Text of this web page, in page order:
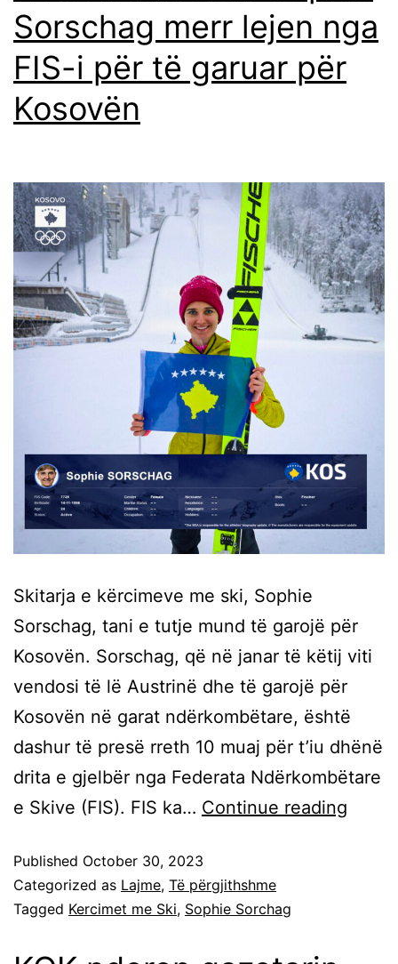
Sorschag merr lejen nga
FIS-i për të garuar për
Kosovën
Skitarja e kërcimeve me ski, Sophie
Sorschag, tani e tutje mund të garojë për
Kosovën. Sorschag, që në janar të këtij viti
vendosi të lë Austrinë dhe të garojë për
Kosovën në garat ndërkombëtare, është
dashur të presë rreth 10 muaj për t’iu dhënë
drita e gjelbër nga Federata Ndërkombëtare
e Skive (FIS). FIS ka… Continue reading
Published October 30, 2023
Categorized as Lajme, Të përgjithshme
Tagged Kercimet me Ski, Sophie Sorchag